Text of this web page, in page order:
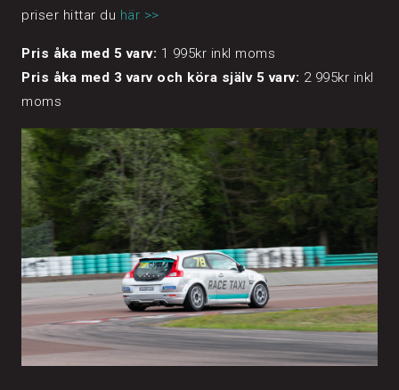
priser hittar du här >>
Pris åka med 5 varv: 1 995kr inkl moms
Pris åka med 3 varv och köra själv 5 varv: 2 995kr inkl
moms